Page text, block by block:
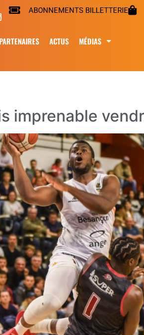
ABONNEMENTS BILLETTERIE
PARTENAIRES ACTUS MÉDIAS
imprenable